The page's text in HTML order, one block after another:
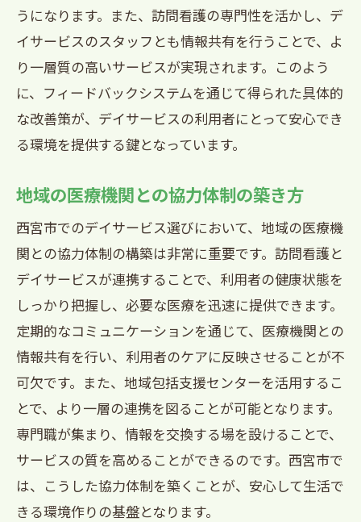
うになります。また、訪問看護の専門性を活かし、デ
イサービスのスタッフとも情報共有を行うことで、よ
り一層質の高いサービスが実現されます。このよう
に、フィードバックシステムを通じて得られた具体的
な改善策が、デイサービスの利用者にとって安心でき
る環境を提供する鍵となっています。
地域の医療機関との協力体制の築き方
西宮市でのデイサービス選びにおいて、地域の医療機
関との協力体制の構築は非常に重要です。訪問看護と
デイサービスが連携することで、利用者の健康状態を
しっかり把握し、必要な医療を迅速に提供できます。
定期的なコミュニケーションを通じて、医療機関との
情報共有を行い、利用者のケアに反映させることが不
可欠です。また、地域包括支援センターを活用するこ
とで、より一層の連携を図ることが可能となります。
専門職が集まり、情報を交換する場を設けることで、
サービスの質を高めることができるのです。西宮市で
は、こうした協力体制を築くことが、安心して生活で
きる環境作りの基盤となります。